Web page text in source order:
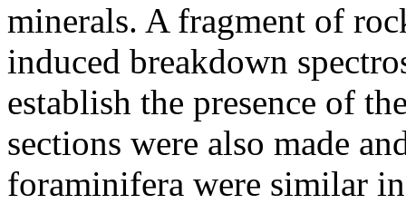
minerals. A fragment of
induced breakdown
establish the presence of
sections were also made
foraminifera were similar